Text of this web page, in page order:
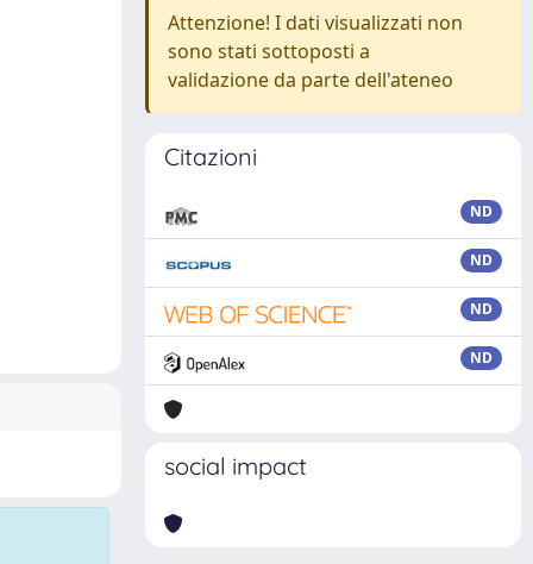
Attenzione! I dati visualizzati non
sono stati sottoposti a
validazione da parte dell'ateneo
Citazioni
ND
ND
ND
ND
social impact